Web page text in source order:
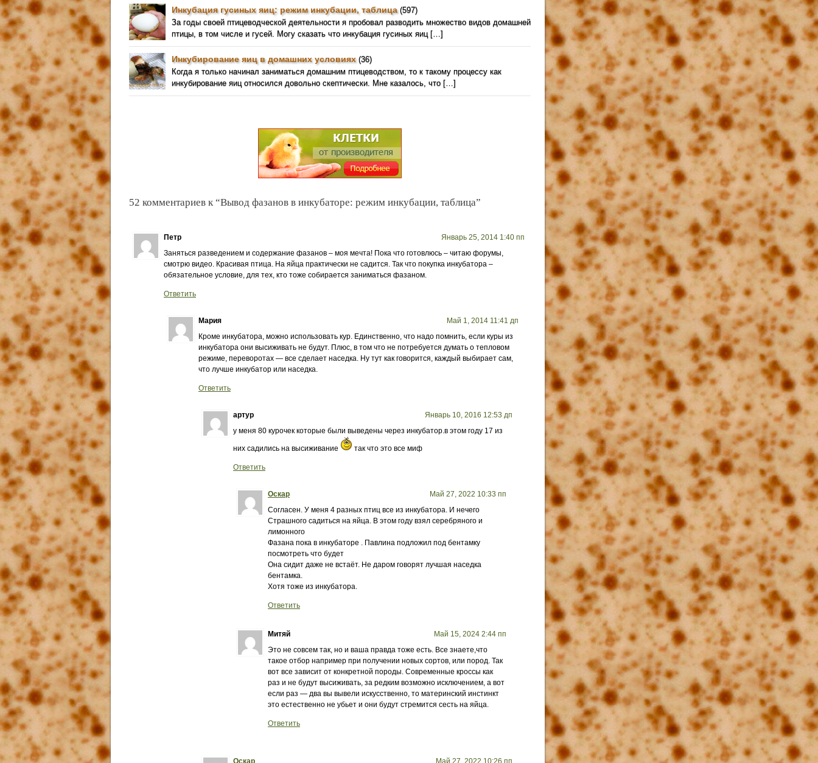
Инкубация гусиных яиц: режим инкубации, таблица(597)
За годы своей птицеводческой деятельности я пробовал разводить множество видов домашней
птицы, в том числе и гусей. Могу сказать что инкубация гусиных яиц […]
Инкубирование яиц в домашних условиях(36)
Когда я только начинал заниматься домашним птицеводством, то к такому процессу как
инкубирование яиц относился довольно скептически. Мне казалось, что […]
52 комментариев к “Вывод фазанов в инкубаторе: режим инкубации, таблица”
Петр
Январь 25, 2014 1:40 пп
Заняться разведением и содержание фазанов – моя мечта! Пока что готовлюсь – читаю форумы,
смотрю видео. Красивая птица. На яйца практически не садится. Так что покупка инкубатора –
обязательное условие, для тех, кто тоже собирается заниматься фазаном.
Ответить
Мария
Май 1, 2014 11:41 дп
Кроме инкубатора, можно использовать кур. Единственно, что надо помнить, если куры из
инкубатора они высиживать не будут. Плюс, в том что не потребуется думать о тепловом
режиме, переворотах — все сделает наседка. Ну тут как говорится, каждый выбирает сам,
что лучше инкубатор или наседка.
Ответить
артур
Январь 10, 2016 12:53 дп
у меня 80 курочек которые были выведены через инкубатор.в этом году 17 из
них садились на высиживание так что это все миф
Ответить
Оскар
Май 27, 2022 10:33 пп
Согласен. У меня 4 разных птиц все из инкубатора. И нечего
Страшного садиться на яйца. В этом году взял серебряного и
лимонного
Фазана пока в инкубаторе . Павлина подложил под бентамку
посмотреть что будет
Она сидит даже не встаёт. Не даром говорят лучшая наседка
бентамка.
Хотя тоже из инкубатора.
Ответить
Митяй
Май 15, 2024 2:44 пп
Это не совсем так, но и ваша правда тоже есть. Все знаете,что
такое отбор например при получении новых сортов, или пород. Так
вот все зависит от конкретной породы. Современные кроссы как
раз и не будут высиживать, за редким возможно исключением, а вот
если раз — два вы вывели искусственно, то материнский инстинкт
это естественно не убьет и они будут стремится сесть на яйца.
Ответить